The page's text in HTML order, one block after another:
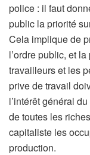
police : il faut
public la priorité
Cela implique de
l’ordre public, et
travailleurs et les
prive de travail
l’intérêt général
de toutes les
capitaliste les
production.